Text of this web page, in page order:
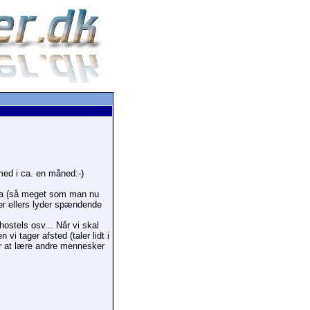
i ca. en måned:-)
(så meget som man nu
ellers lyder spændende
osv... Når vi skal
vi tager afsted (taler lidt i
at lære andre mennesker